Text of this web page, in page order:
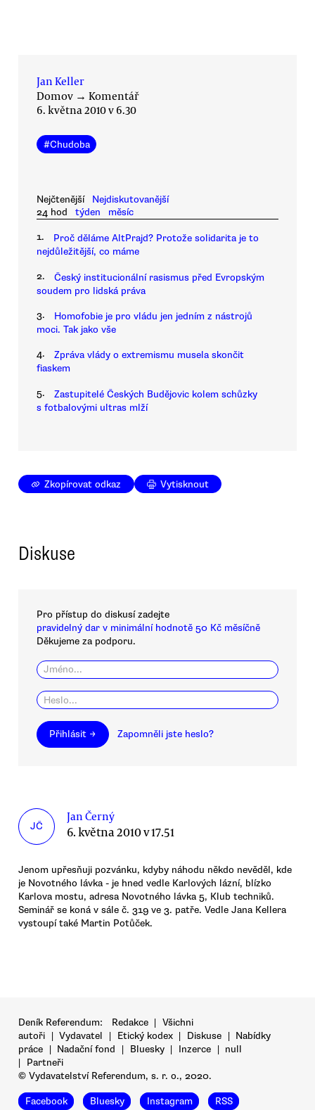
Jan Keller
Domov → Komentář
6. května 2010 v 6.30
#Chudoba
Nejčtenější
Nejdiskutovanější
24 hod
týden měsíc
1.
Proč děláme AltPrajd? Protože solidarita je to
nejdůležitější, co máme
2.
Český institucionální rasismus před Evropským
soudem pro lidská práva
3.
Homofobie je pro vládu jen jedním z nástrojů
moci. Tak jako vše
4.
Zpráva vlády o extremismu musela skončit
fiaskem
5.
Zastupitelé Českých Budějovic kolem schůzky
s fotbalovými ultras mlží
Zkopírovat odkaz Vytisknout
Diskuse
Pro přístup do diskusí zadejte
pravidelný dar v minimální hodnotě 50 Kč měsíčně
Děkujeme za podporu.
Přihlásit → Zapomněli jste heslo?
JČ
Jan Černý
6. května 2010 v 17.51
Jenom upřesňuji pozvánku, kdyby náhodu někdo nevěděl, kde
je Novotného lávka - je hned vedle Karlových lázní, blízko
Karlova mostu, adresa Novotného lávka 5, Klub techniků.
Seminář se koná v sále č. 319 ve 3. patře. Vedle Jana Kellera
vystoupí také Martin Potůček.
Deník Referendum: Redakce | Všichni
autoři | Vydavatel | Etický kodex | Diskuse | Nabídky
práce | Nadační fond | Bluesky | Inzerce | null
|
Partneři
© Vydavatelství Referendum, s. r. o., 2020.
Facebook Bluesky Instagram RSS